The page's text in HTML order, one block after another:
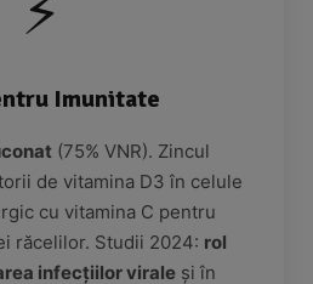
Imunitate
(75% VNR). Zincul
de vitamina D3 în celule
cu vitamina C pentru
răcelilor. Studii 2024: rol
infecțiilor viraleși în